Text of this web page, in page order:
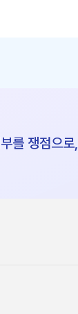
를 쟁점으로,